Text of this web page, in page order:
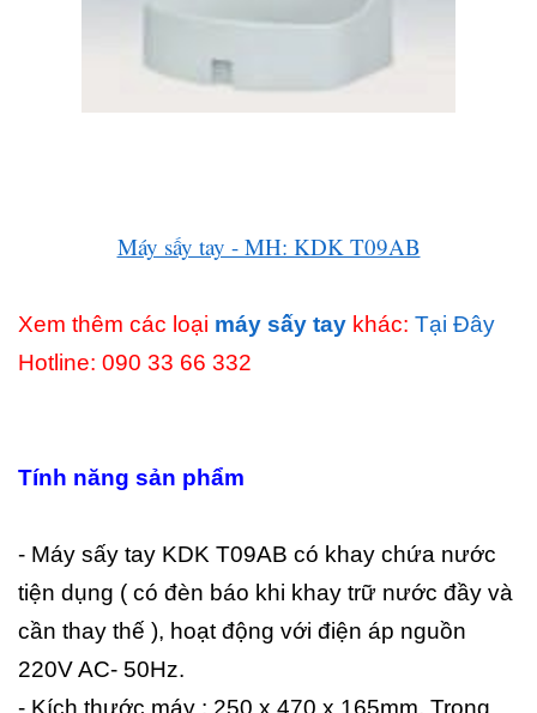
Máy sấy tay - MH: KDK T09AB
Xem thêm các loại máy sấy tay khác: Tại Đây
Hotline: 090 33 66 332
Tính năng sản phẩm
- Máy sấy tay KDK T09AB có khay chứa nước
tiện dụng ( có đèn báo khi khay trữ nước đầy và
cần thay thế ), hoạt động với điện áp nguồn
220V AC- 50Hz.
- Kích thước máy : 250 x 470 x 165mm. Trọng